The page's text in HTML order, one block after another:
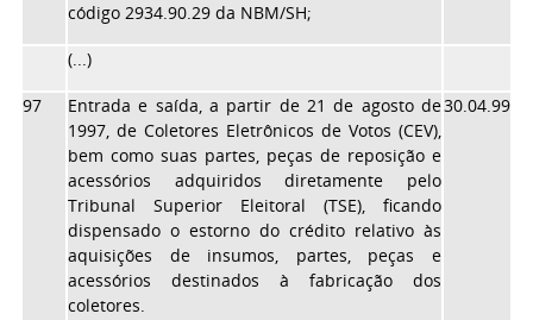
código 2934.90.29 da NBM/SH;
(...)
97
Entrada e saída, a partir de 21 de agosto de
1997, de Coletores Eletrônicos de Votos (CEV),
bem como suas partes, peças de reposição e
acessórios adquiridos diretamente pelo
Tribunal Superior Eleitoral (TSE), ficando
dispensado o estorno do crédito relativo às
aquisições de insumos, partes, peças e
acessórios destinados à fabricação dos
coletores.
30.04.99